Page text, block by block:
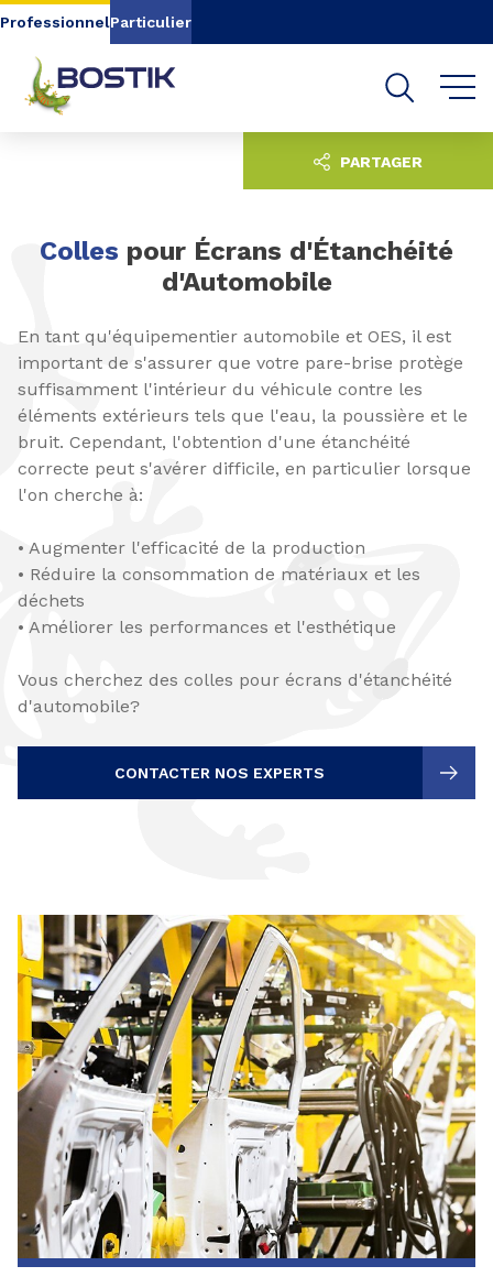
Aller au contenu
Aller au menu
Aller à la recherche
ProfessionnelParticulier
Colles pour Écrans d'Étanchéité
d'Automobile
En tant qu'équipementier automobile et OES, il est
important de s'assurer que votre pare-brise protège
suffisamment l'intérieur du véhicule contre les
éléments extérieurs tels que l'eau, la poussière et le
bruit. Cependant, l'obtention d'une étanchéité
correcte peut s'avérer difficile, en particulier lorsque
l'on cherche à:
• Augmenter l'efficacité de la production
• Réduire la consommation de matériaux et les
déchets
• Améliorer les performances et l'esthétique
Vous cherchez des colles pour écrans d'étanchéité
d'automobile?
CONTACTER NOS EXPERTS
PARTAGER